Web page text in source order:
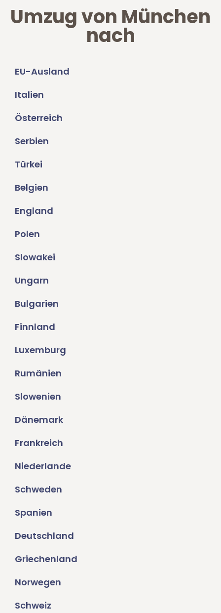
Umzug von München
nach
EU-Ausland
Italien
Österreich
Serbien
Türkei
Belgien
England
Polen
Slowakei
Ungarn
Bulgarien
Finnland
Luxemburg
Rumänien
Slowenien
Dänemark
Frankreich
Niederlande
Schweden
Spanien
Deutschland
Griechenland
Norwegen
Schweiz